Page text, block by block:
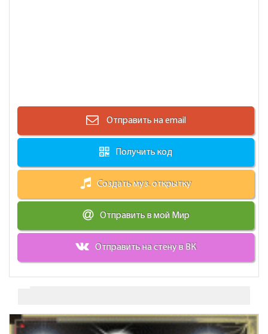
Отправить на email
Получить код
Создать муз. открытку
Отправить в мой Мир
Отправить на стену в ВК